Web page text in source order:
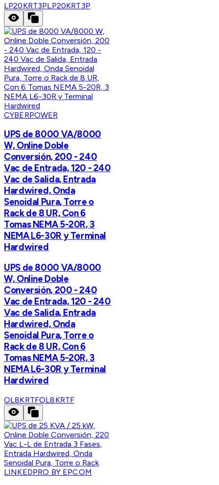
LP20KRT3PLP20KRT3P
CYBERPOWER
UPS de 8000 VA/8000
W, Online Doble
Conversión, 200 - 240
Vac de Entrada, 120 - 240
Vac de Salida, Entrada
Hardwired, Onda
Senoidal Pura, Torre o
Rack de 8 UR, Con 6
Tomas NEMA 5-20R, 3
NEMA L6-30R y Terminal
Hardwired
UPS de 8000 VA/8000
W, Online Doble
Conversión, 200 - 240
Vac de Entrada, 120 - 240
Vac de Salida, Entrada
Hardwired, Onda
Senoidal Pura, Torre o
Rack de 8 UR, Con 6
Tomas NEMA 5-20R, 3
NEMA L6-30R y Terminal
Hardwired
OL8KRTFOL8KRTF
LINKEDPRO BY EPCOM